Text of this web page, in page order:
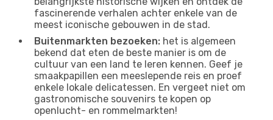
fascinerende verhalen achter enkele van de
meest iconische gebouwen in de stad.
Buitenmarkten bezoeken: het is algemeen
bekend dat eten de beste manier is om de
cultuur van een land te leren kennen. Geef je
smaakpapillen een meeslepende reis en proef
enkele lokale delicatessen. En vergeet niet om
gastronomische souvenirs te kopen op
openlucht- en rommelmarkten!